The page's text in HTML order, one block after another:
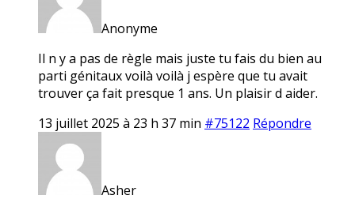
Anonyme
Il n y a pas de règle mais juste tu fais du bien au
parti génitaux voilà voilà j espère que tu avait
trouver ça fait presque 1 ans. Un plaisir d aider.
13 juillet 2025 à 23 h 37 min #75122 Répondre
Asher